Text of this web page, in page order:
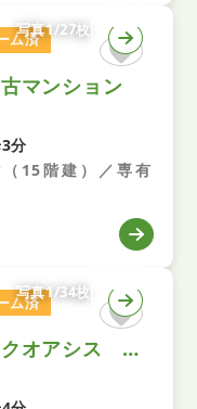
ム済
写真1/27枚
マンション
分
15階建）／専有
ム済
写真1/34枚
メロディーハイム鶴見パークオアシス 中古マンション